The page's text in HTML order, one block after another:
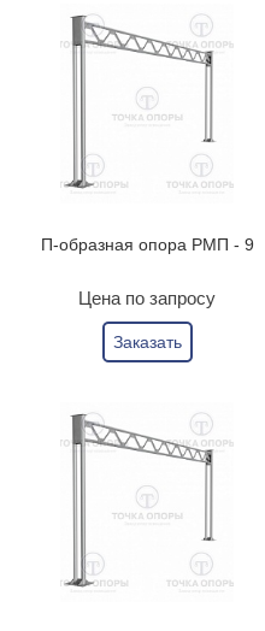
П-образная опора РМП - 9
Цена по запросу
Заказать